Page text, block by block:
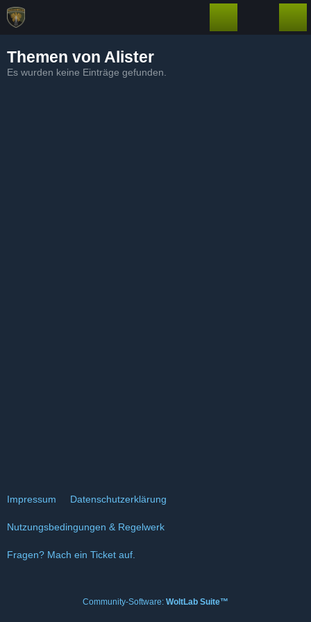
Themen von Alister
Es wurden keine Einträge gefunden.
Impressum Datenschutzerklärung
Nutzungsbedingungen & Regelwerk
Fragen? Mach ein Ticket auf.
Community-Software: WoltLab Suite™